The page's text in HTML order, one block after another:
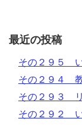
最近の投稿
その２９５
その２９４
その２９３
その２９２